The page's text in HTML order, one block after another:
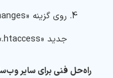
جدید «htaccess.» به‌صورت خودکار ایجاد شود.
راه‌حل فنی برای سایر